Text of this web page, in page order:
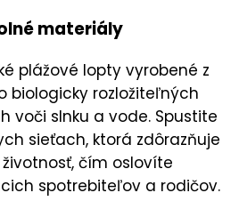
materiály
plážové lopty vyrobené z
biologicky rozložiteľných
voči slnku a vode. Spustite
sieťach, ktorá zdôrazňuje
čím oslovíte
spotrebiteľov a rodičov.